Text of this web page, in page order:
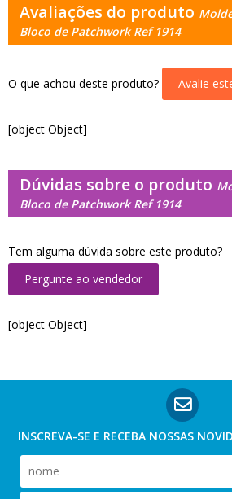
Avaliações do produto
Bloco de Patchwork Ref 1914
O que achou deste produto? Avalie
[object Object]
Dúvidas sobre o produto
Bloco de Patchwork Ref 1914
Tem alguma dúvida sobre este produto?
Pergunte ao vendedor
[object Object]
INSCREVA-SE E RECEBA NOSSAS